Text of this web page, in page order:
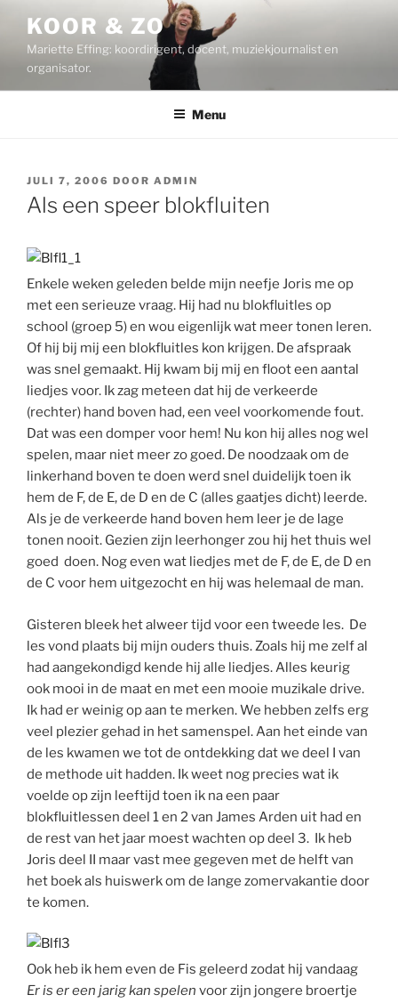
inhoud
KOOR & ZO
Mariette Effing: koordirigent, docent, muziekjournalist en
organisator.
Menu
GEPLAATST
OP
JULI 7, 2006 DOOR ADMIN
Als een speer blokfluiten
Enkele weken geleden belde mijn neefje Joris me op
met een serieuze vraag. Hij had nu blokfluitles op
school (groep 5) en wou eigenlijk wat meer tonen leren.
Of hij bij mij een blokfluitles kon krijgen. De afspraak
was snel gemaakt. Hij kwam bij mij en floot een aantal
liedjes voor. Ik zag meteen dat hij de verkeerde
(rechter) hand boven had, een veel voorkomende fout.
Dat was een domper voor hem! Nu kon hij alles nog wel
spelen, maar niet meer zo goed. De noodzaak om de
linkerhand boven te doen werd snel duidelijk toen ik
hem de F, de E, de D en de C (alles gaatjes dicht) leerde.
Als je de verkeerde hand boven hem leer je de lage
tonen nooit. Gezien zijn leerhonger zou hij het thuis wel
goed doen. Nog even wat liedjes met de F, de E, de D en
de C voor hem uitgezocht en hij was helemaal de man.
Gisteren bleek het alweer tijd voor een tweede les. De
les vond plaats bij mijn ouders thuis. Zoals hij me zelf al
had aangekondigd kende hij alle liedjes. Alles keurig
ook mooi in de maat en met een mooie muzikale drive.
Ik had er weinig op aan te merken. We hebben zelfs erg
veel plezier gehad in het samenspel. Aan het einde van
de les kwamen we tot de ontdekking dat we deel I van
de methode uit hadden. Ik weet nog precies wat ik
voelde op zijn leeftijd toen ik na een paar
blokfluitlessen deel 1 en 2 van James Arden uit had en
de rest van het jaar moest wachten op deel 3. Ik heb
Joris deel II maar vast mee gegeven met de helft van
het boek als huiswerk om de lange zomervakantie door
te komen.
Ook heb ik hem even de Fis geleerd zodat hij vandaag
Er is er een jarig kan spelen voor zijn jongere broertje